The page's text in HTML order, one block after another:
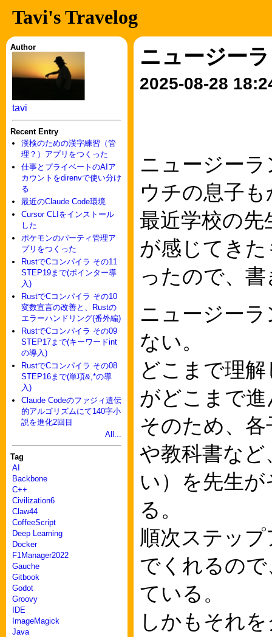
Tavi's Travelog
Author
tavi
Recent Entry
漢検のための漢字練習（管
理？）アプリをつくった
仕事とプライベートのAIア
カウントをdirenvで使い分け
る
最近のClaude Code環境
Cursor CLIをインストール
した
ポケモンのパーティ管理ア
プリをつくった
RustでCコンパイラ その11
STEP19まで(ポインター導
入)
RustでCコンパイラ その10
変数宣言の改善と、Rustの
エラーハンドリング(番外編)
RustでCコンパイラ その09
STEP17まで(キーワードint
の導入)
RustでCコンパイラ その08
STEP16まで(単項&,*の導
入)
Claude Codeのファジィ遺伝
的アルゴリズムにて140字小
説を進化2回目
All...
Tag
AI
Backbone
C++
Civilization6
Claw44
CoffeeScript
Deep Learning
Docker
F1Manager2022
Gauche
Gitbook
Godot
Groovy
IDE
ImageMagick
Java
ニュージー
2025-08-28
ニュージー
ウチの息子
最近学校の
が感じてき
ったので、
ニュージー
ない。
どこまで理
がどこまで
そのため、
や教科書な
い）を先生
る。
順次ステッ
でくれるの
ている。
しかもそれ